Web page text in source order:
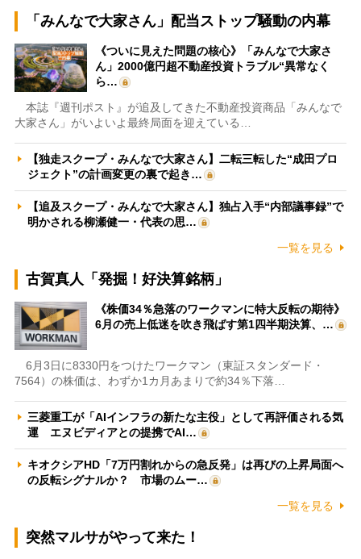
「みんなで大家さん」配当ストップ騒動の内幕
《ついに見えた問題の核心》「みんなで大家さ
ん」2000億円超不動産投資トラブル“異常なく
ら…
本誌『週刊ポスト』が追及してきた不動産投資商品「みんなで
大家さん」がいよいよ最終局面を迎えている…
【独走スクープ・みんなで大家さん】二転三転した“成田プロ
ジェクト”の計画変更の裏で起き…
【追及スクープ・みんなで大家さん】独占入手“内部議事録”で
明かされる柳瀬健一・代表の思…
一覧を見る
古賀真人「発掘！好決算銘柄」
《株価34％急落のワークマンに特大反転の期待》
6月の売上低迷を吹き飛ばす第1四半期決算、…
6月3日に8330円をつけたワークマン（東証スタンダード・
7564）の株価は、わずか1カ月あまりで約34％下落…
三菱重工が「AIインフラの新たな主役」として再評価される気
運 エヌビディアとの提携でAI…
キオクシアHD「7万円割れからの急反発」は再びの上昇局面へ
の反転シグナルか？ 市場のムー…
一覧を見る
突然マルサがやって来た！